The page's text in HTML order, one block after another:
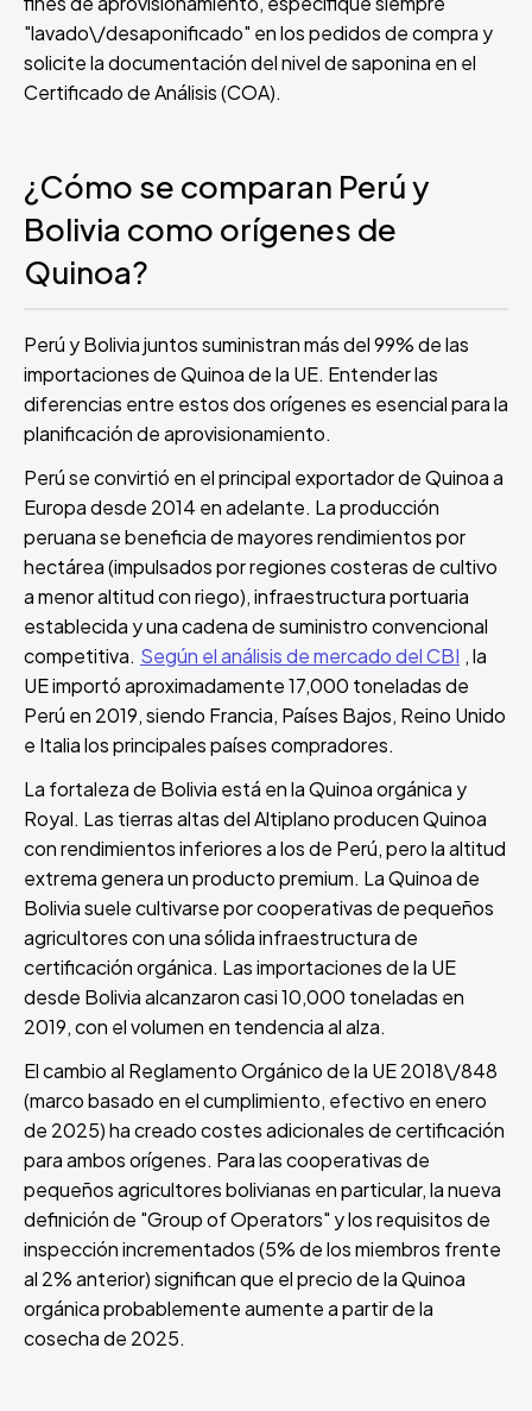
"lavado\/desaponificado" en los pedidos de compra y
solicite la documentación del nivel de saponina en el
Certificado de Análisis (COA).
¿Cómo se comparan Perú y
Bolivia como orígenes de
Quinoa?
Perú y Bolivia juntos suministran más del 99% de las
importaciones de Quinoa de la UE. Entender las
diferencias entre estos dos orígenes es esencial para la
planificación de aprovisionamiento.
Perú se convirtió en el principal exportador de Quinoa a
Europa desde 2014 en adelante. La producción
peruana se beneficia de mayores rendimientos por
hectárea (impulsados por regiones costeras de cultivo
a menor altitud con riego), infraestructura portuaria
establecida y una cadena de suministro convencional
competitiva. Según el análisis de mercado del CBI , la
UE importó aproximadamente 17,000 toneladas de
Perú en 2019, siendo Francia, Países Bajos, Reino Unido
e Italia los principales países compradores.
La fortaleza de Bolivia está en la Quinoa orgánica y
Royal. Las tierras altas del Altiplano producen Quinoa
con rendimientos inferiores a los de Perú, pero la altitud
extrema genera un producto premium. La Quinoa de
Bolivia suele cultivarse por cooperativas de pequeños
agricultores con una sólida infraestructura de
certificación orgánica. Las importaciones de la UE
desde Bolivia alcanzaron casi 10,000 toneladas en
2019, con el volumen en tendencia al alza.
El cambio al Reglamento Orgánico de la UE 2018\/848
(marco basado en el cumplimiento, efectivo en enero
de 2025) ha creado costes adicionales de certificación
para ambos orígenes. Para las cooperativas de
pequeños agricultores bolivianas en particular, la nueva
definición de "Group of Operators" y los requisitos de
inspección incrementados (5% de los miembros frente
al 2% anterior) significan que el precio de la Quinoa
orgánica probablemente aumente a partir de la
cosecha de 2025.